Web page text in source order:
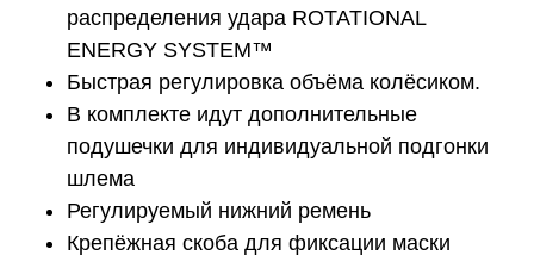
распределения удара ROTATIONAL
ENERGY SYSTEM™
Быстрая регулировка объёма колёсиком.
В комплекте идут дополнительные
подушечки для индивидуальной подгонки
шлема
Регулируемый нижний ремень
Крепёжная скоба для фиксации маски